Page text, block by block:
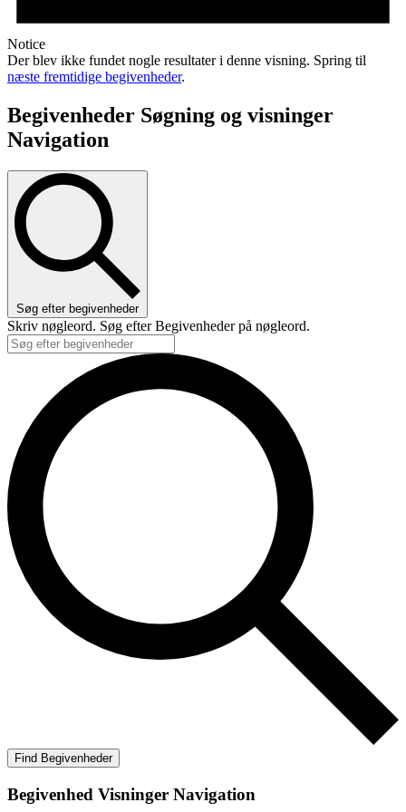
Notice
Der blev ikke fundet nogle resultater i denne visning. Spring til
næste fremtidige begivenheder.
Begivenheder Søgning og visninger
Navigation
Søg efter begivenheder
Skriv nøgleord. Søg efter Begivenheder på nøgleord.
Find Begivenheder
Begivenhed Visninger Navigation